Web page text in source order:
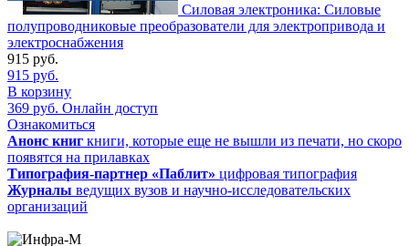
Силовая электроника: Силовые
полупроводниковые преобразователи для электропривода и
электроснабжения
915 руб.
915 руб.
В корзину
369 руб. Онлайн доступ
Ознакомиться
Анонс книг книги, которые еще не вышли из печати, но скоро
появятся на прилавках
Типография-партнер «Паблит» цифровая типография
Журналы ведущих вузов и научно-исследовательских
организаций